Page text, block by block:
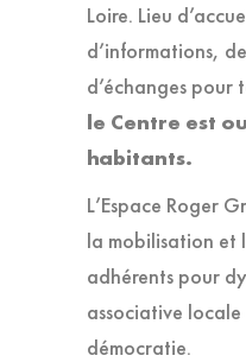
Loire. Lieu
d’informations,
d’échanges pour
le Centre est
habitants.
L’Espace Roger
la mobilisation et
adhérents pour
associative locale
démocratie.